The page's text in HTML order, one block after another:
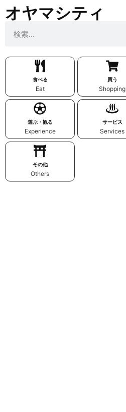
オヤマシティ
食べる
Eat
買う
Shopping
遊ぶ・観る
Experience
サービス
Services
その他
Others